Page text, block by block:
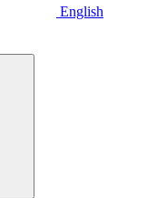
English